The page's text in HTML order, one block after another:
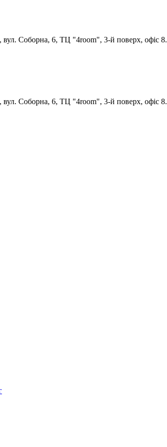
вул. Соборна, 6, ТЦ "4room", 3-й поверх, офіс 8.
вул. Соборна, 6, ТЦ "4room", 3-й поверх, офіс 8.